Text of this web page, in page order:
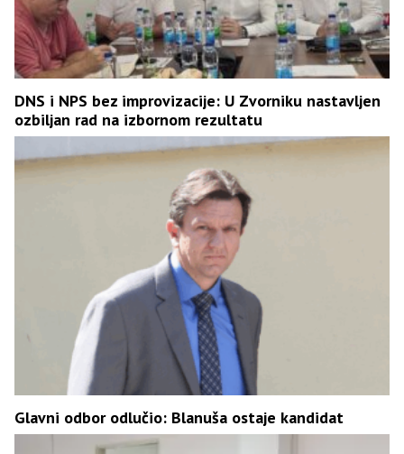
DNS i NPS bez improvizacije: U Zvorniku nastavljen
ozbiljan rad na izbornom rezultatu
Glavni odbor odlučio: Blanuša ostaje kandidat